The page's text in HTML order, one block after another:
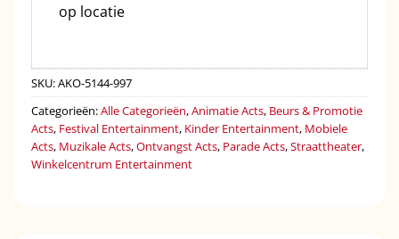
op locatie
SKU:AKO-5144-997
Categorieën:Alle Categorieën,Animatie Acts, Beurs & Promotie
Acts, Festival Entertainment, Kinder Entertainment, Mobiele
Acts, Muzikale Acts,Ontvangst Acts, Parade Acts,Straattheater,
Winkelcentrum Entertainment